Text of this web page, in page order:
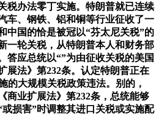
税办法零丁实施。特朗普就已连续
车、钢铁、铝和铜等行业征收了一
中国的恰是被冠以“芬太尼关税”的
一轮关税，从特朗普本人和财务部
答应总统以“”为由征收关税的美国
展法》第232条。认定特朗普正在
的大规模关税政策违法。别的，
商业扩展法》第232条，总统能够
损害”时调整其进口关税或实施配